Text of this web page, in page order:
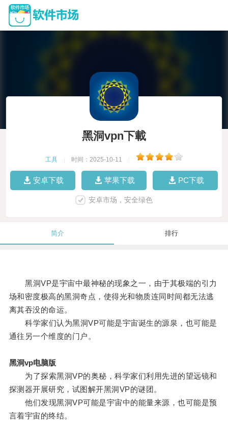
黑洞vpn下載
工具 时间：2025-10-11
安卓下载 苹果下载 PC下载
安卓市场，安全绿色
简介 排行
黑洞VP是宇宙中最神秘的现象之一，由于其极端的引力
场和密度极高的黑洞奇点，使得光和物质连同时间都无法逃
离其吞没的命运。
科学家们认为黑洞VP可能是宇宙诞生的源泉，也可能是
通往另一个维度的门户。
黑洞vp电脑版
为了探索黑洞VP的奥秘，科学家们利用先进的望远镜和
探测器开展研究，试图解开黑洞VP的谜团。
他们发现黑洞VP可能是宇宙中的能量来源，也可能是预
言着宇宙的终结。